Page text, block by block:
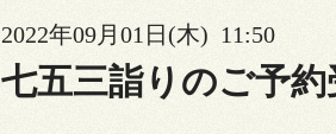
2022年09月01日(木) 11:50
七五三詣りのご予